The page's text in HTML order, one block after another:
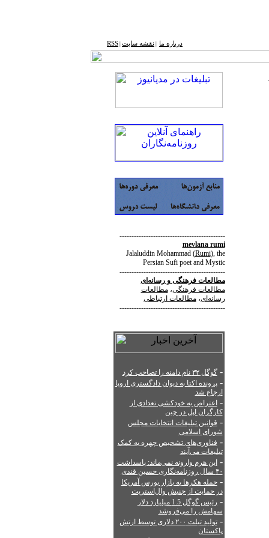
درباره ما نقشه ‌سایت RSS
--------------------------------------------
mevlana rumi
Jalaluddin Mohammad(Rumi), the
Persian Sufi poet and Mystic
--------------------------------------------
مطالعات فرهنگیورسانه‌ای
مطالعات فرهنگی،مطالعات
رسانه‌ای،مطالعات ارتباطی
--------------------------------------------
-گوگل ۳۲ نام دامنه را تصاحب کرد
-پرونده اکتا به دیوان دادگستری اروپا
ارجاع شد
- اعتراض به خودکشی تعدادی از
کارگران اپل در چین
- قوانین تبلیغات انتخابات مجلس
شورای اسلامی
- فناوری‌های تشخیص چهره به کمک
تبلیغات می‌آیند
-این هرم وارونه نمی‌ماند: پاسداشت
۴۰ سال روزنامه‌نگاری حسین قندی
-حمله هکرها به بازار بورس آمریکا
در حمایت از جنبش وال‌استریت
-
رئیس گوگل 1.5 میلیارد دلار
سهامش را می‌فروشد
-
تولید تبلت ۲۰۰ دلاری توسط ارتش
پاکستان